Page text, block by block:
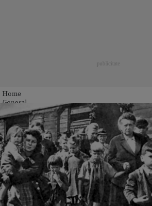
Home
General